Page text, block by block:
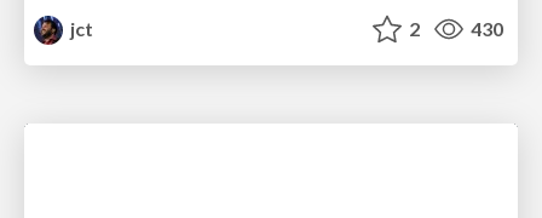
jct
2 430